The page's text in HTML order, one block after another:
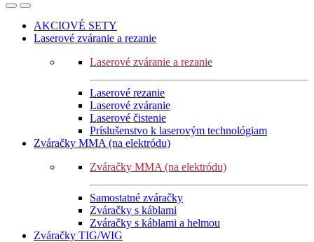
AKCIOVÉ SETY
Laserové zváranie a rezanie
Laserové zváranie a rezanie
Laserové rezanie
Laserové zváranie
Laserové čistenie
Príslušenstvo k laserovým technológiam
Zváračky MMA (na elektródu)
Zváračky MMA (na elektródu)
Samostatné zváračky
Zváračky s káblami
Zváračky s káblami a helmou
Zváračky TIG/WIG